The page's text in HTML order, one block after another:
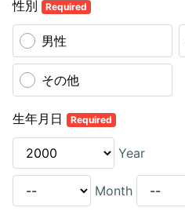
性別 Required
男性
その他
生年月日 Required
Year
Month